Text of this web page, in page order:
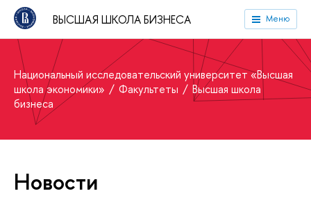
ВЫСШАЯ ШКОЛА БИЗНЕСА Меню
Национальный исследовательский университет «Высшая
школа экономики»
Факультеты
Высшая школа
бизнеса
Новости